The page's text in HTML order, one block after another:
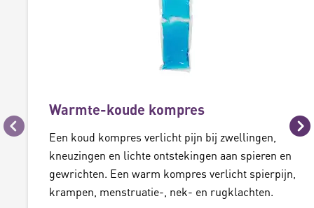
Vorige
Warmte-koude kompres
Een koud kompres verlicht pijn bij zwellingen,
kneuzingen en lichte ontstekingen aan spieren en
gewrichten. Een warm kompres verlicht spierpijn,
krampen, menstruatie-, nek- en rugklachten.